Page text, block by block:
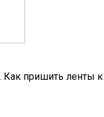
Как пришить ленты к